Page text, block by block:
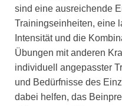
sind eine ausreichende
Trainingseinheiten, eine
Intensität und die
Übungen mit anderen
individuell angepasster
und Bedürfnisse des
dabei helfen, das